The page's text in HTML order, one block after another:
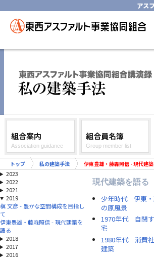
アス
組合案内
Association guidance
組合員名簿
Group member list
トップ 私の建築手法 伊東豊雄・藤森照信 - 現代建
2023
2022
2021
2019
槇 文彦 - 豊かな空間構成を目指し
て
伊東豊雄・藤森照信 - 現代建築を
語る
2018
2017
2016
現代建築を語る
少年時代 伊東
の原風景
1970年代 自閉
宅
1980年代 消費
建築